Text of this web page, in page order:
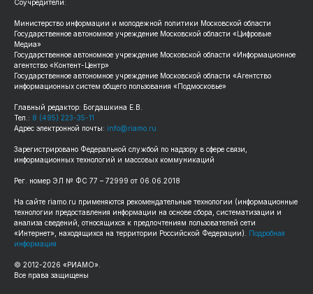
Соучредители:
Министерство информации и молодежной политики Московской области
Государственное автономное учреждение Московской области «Цифровые
Медиа»
Государственное автономное учреждение Московской области «Информационное
агентство «Контент-Центр»
Государственное автономное учреждение Московской области «Агентство
информационных систем общего пользования «Подмосковье»
Главный редактор: Богдашкина Е.В.
Тел.: 8 (495) 223-35-11
Адрес электронной почты: info@riamo.ru
Зарегистрировано Федеральной службой по надзору в сфере связи,
информационных технологий и массовых коммуникаций
Рег. номер ЭЛ № ФС 77 – 72999 от 06.06.2018
На сайте riamo.ru применяются рекомендательные технологии (информационные
технологии предоставления информации на основе сбора, систематизации и
анализа сведений, относящихся к предпочтениям пользователей сети
«Интернет», находящихся на территории Российской Федерации). Подробная
информация
© 2012-2026 «РИАМО».
Все права защищены